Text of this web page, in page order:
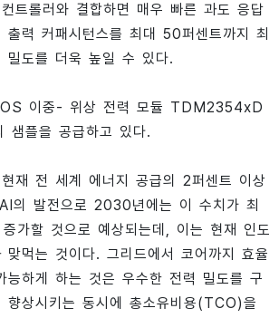
트롤러와 결합하면 매우 빠른 과도 응답
출력 커패시턴스를 최대 50퍼센트까지 최
밀도를 더욱 높일 수 있다.
이중- 위상 전력 모듈 TDM2354xD
플을 공급하고 있다.
재 전 세계 에너지 공급의 2퍼센트 이상
의 발전으로 2030년에는 이 수치가 최
가할 것으로 예상되는데, 이는 현재 인도
맞먹는 것이다. 그리드에서 코어까지 효율
능하게 하는 것은 우수한 전력 밀도를 구
향상시키는 동시에 총소유비용(TCO)을